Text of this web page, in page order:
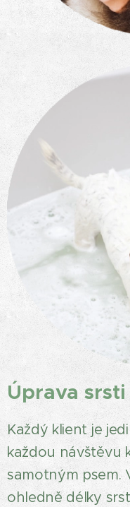
Úprava srsti
Každý klient je
každou návštěvu
samotným psem.
ohledně délky